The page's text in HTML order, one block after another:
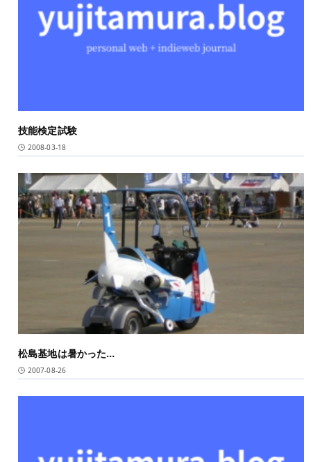
技能検定試験
2008-03-18
松島基地は暑かった…
2007-08-26